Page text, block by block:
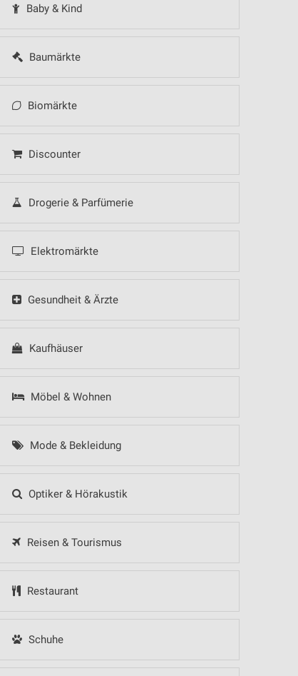
Baby & Kind
Baumärkte
Biomärkte
Discounter
Drogerie & Parfümerie
Elektromärkte
Gesundheit & Ärzte
Kaufhäuser
Möbel & Wohnen
Mode & Bekleidung
Optiker & Hörakustik
Reisen & Tourismus
Restaurant
Schuhe
Sale
Highlight
schlafen!